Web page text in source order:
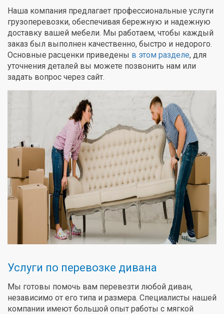
Наша компания предлагает профессиональные услуги
грузоперевозки, обеспечивая бережную и надежную
доставку вашей мебели. Мы работаем, чтобы каждый
заказ был выполнен качественно, быстро и недорого.
Основные расценки приведены в этом разделе, для
уточнения деталей вы можете позвонить нам или
задать вопрос через сайт.
Услуги по перевозке дивана
Мы готовы помочь вам перевезти любой диван,
независимо от его типа и размера. Специалисты нашей
компании имеют большой опыт работы с мягкой